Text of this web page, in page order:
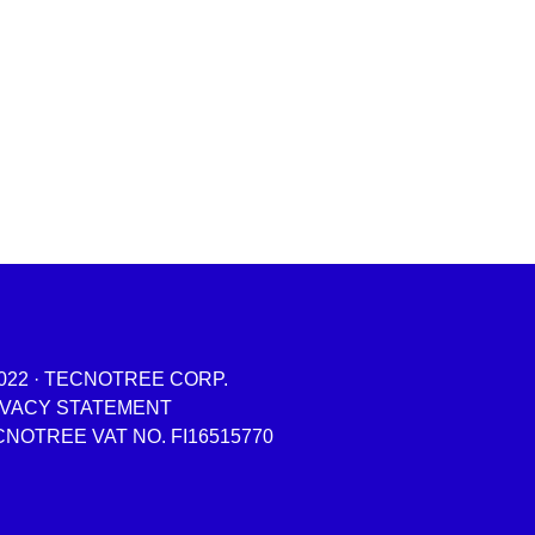
· TECNOTREE CORP.
STATEMENT
VAT NO. FI16515770